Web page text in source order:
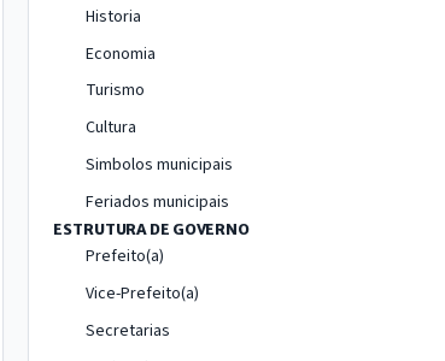
Historia
Economia
Turismo
Cultura
Simbolos municipais
Feriados municipais
ESTRUTURA DE GOVERNO
Prefeito(a)
Vice-Prefeito(a)
Secretarias